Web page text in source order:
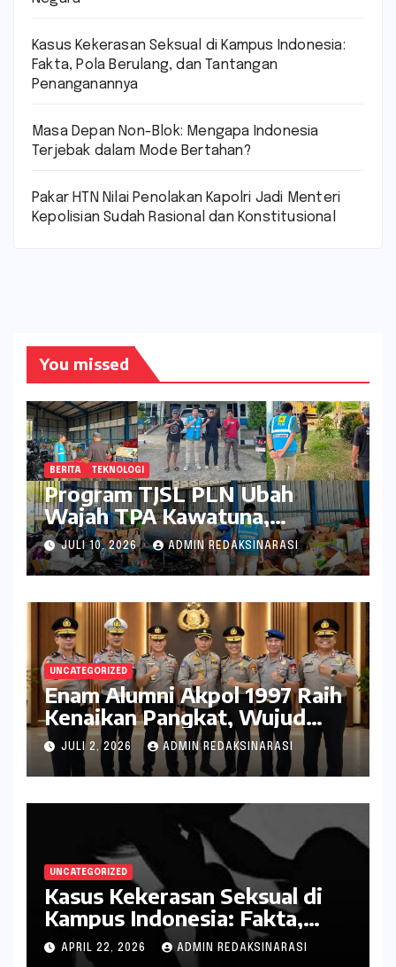
Kasus Kekerasan Seksual di Kampus Indonesia:
Fakta, Pola Berulang, dan Tantangan
Penanganannya
Masa Depan Non-Blok: Mengapa Indonesia
Terjebak dalam Mode Bertahan?
Pakar HTN Nilai Penolakan Kapolri Jadi Menteri
Kepolisian Sudah Rasional dan Konstitusional
You missed
BERITA TEKNOLOGI
Program TJSL PLN Ubah
Wajah TPA Kawatuna,
Sampah Kini Bernilai Ekonomi
dan Lingkungan
JULI 10, 2026 ADMIN REDAKSINARASI
UNCATEGORIZED
Enam Alumni Akpol 1997 Raih
Kenaikan Pangkat, Wujud
Penghargaan atas Pengabdian
kepada Negara
JULI 2, 2026 ADMIN REDAKSINARASI
UNCATEGORIZED
Kasus Kekerasan Seksual di
Kampus Indonesia: Fakta,
Pola Berulang, dan Tantangan
Penanganannya
APRIL 22, 2026 ADMIN REDAKSINARASI